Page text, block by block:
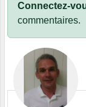
Connectez-
commentaires.